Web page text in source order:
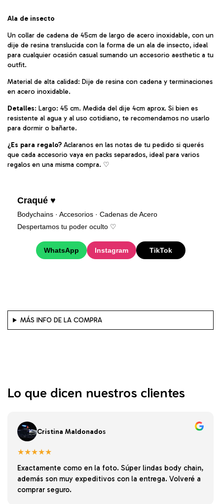
Ala de insecto
Un collar de cadena de 45cm de largo de acero inoxidable, con un
dije de resina translucida con la forma de un ala de insecto, ideal
para cualquier ocasión casual sumando un accesorio aesthetic a tu
outfit.
Material de alta calidad: Dije de resina con cadena y terminaciones
en acero inoxidable.
Detalles: Largo: 45 cm. Medida del dije 4cm aprox. Si bien es
resistente al agua y al uso cotidiano, te recomendamos no usarlo
para dormir o bañarte.
¿Es para regalo? Aclaranos en las notas de tu pedido si querés
que cada accesorio vaya en packs separados, ideal para varios
regalos en una misma compra. ♡︎
Craqué ♥
Bodychains · Accesorios · Cadenas de Acero
Despertamos tu poder oculto ♡︎
WhatsApp Instagram TikTok
MÁS INFO DE LA COMPRA
Lo que dicen nuestros clientes
Cristina Maldonados
★★★★★
Exactamente como en la foto. Súper lindas body chain,
además son muy expeditivos con la entrega. Volveré a
comprar seguro.